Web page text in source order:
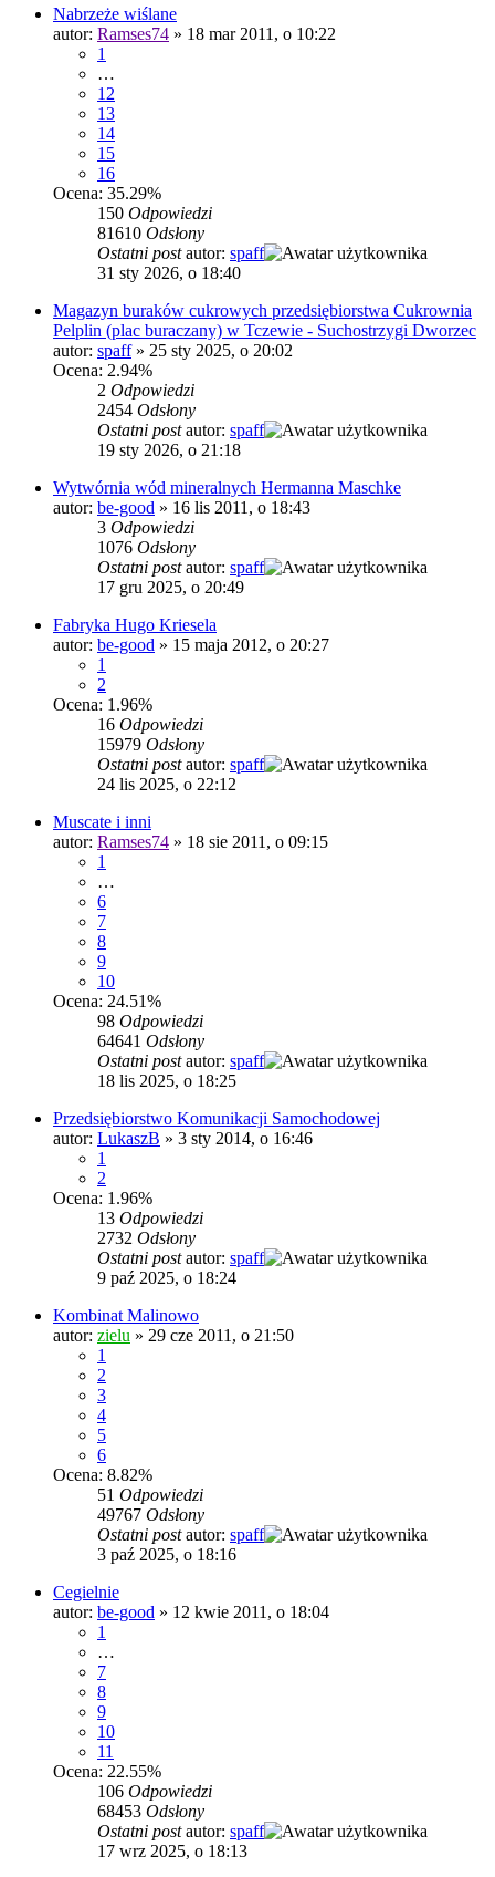
Nabrzeże wiślane
autor: Ramses74 » 18 mar 2011, o 10:22
1
…
12
13
14
15
16
Ocena: 35.29%
150 Odpowiedzi
81610 Odsłony
Ostatni postautor: spaff
31 sty 2026, o 18:40
Magazyn buraków cukrowych przedsiębiorstwa Cukrownia
Pelplin (plac buraczany) w Tczewie - Suchostrzygi Dworzec
autor: spaff» 25 sty 2025, o 20:02
Ocena: 2.94%
2 Odpowiedzi
2454 Odsłony
Ostatni postautor: spaff
19 sty 2026, o 21:18
Wytwórnia wód mineralnych Hermanna Maschke
autor: be-good » 16 lis 2011, o 18:43
3 Odpowiedzi
1076 Odsłony
Ostatni postautor: spaff
17 gru 2025, o 20:49
Fabryka Hugo Kriesela
autor: be-good » 15 maja 2012, o 20:27
1
2
Ocena: 1.96%
16 Odpowiedzi
15979 Odsłony
Ostatni postautor: spaff
24 lis 2025, o 22:12
Muscate i inni
autor: Ramses74 » 18 sie 2011, o 09:15
1
…
6
7
8
9
10
Ocena: 24.51%
98 Odpowiedzi
64641 Odsłony
Ostatni postautor: spaff
18 lis 2025, o 18:25
Przedsiębiorstwo Komunikacji Samochodowej
autor: LukaszB » 3 sty 2014, o 16:46
1
2
Ocena: 1.96%
13 Odpowiedzi
2732 Odsłony
Ostatni postautor: spaff
9 paź 2025, o 18:24
Kombinat Malinowo
autor: zielu » 29 cze 2011, o 21:50
1
2
3
4
5
6
Ocena: 8.82%
51 Odpowiedzi
49767 Odsłony
Ostatni postautor: spaff
3 paź 2025, o 18:16
Cegielnie
autor: be-good » 12 kwie 2011, o 18:04
1
…
7
8
9
10
11
Ocena: 22.55%
106 Odpowiedzi
68453 Odsłony
Ostatni postautor: spaff
17 wrz 2025, o 18:13